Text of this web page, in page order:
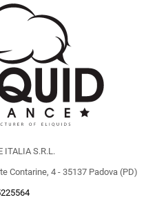
ITALIA S.R.L.
Contarine, 4 - 35137 Padova (PD)